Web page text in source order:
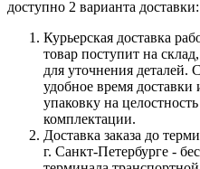
доступно 2 варианта доставки:
Курьерская доставка
товар поступит на
для уточнения деталей.
удобное время
упаковку на
комплектации.
Доставка заказа до
г. Санкт-Петербурге -